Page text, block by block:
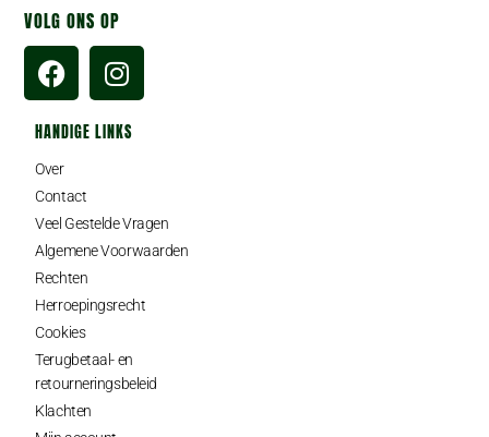
VOLG ONS OP
HANDIGE LINKS
Over
Contact
Veel Gestelde Vragen
Algemene Voorwaarden
Rechten
Herroepingsrecht
Cookies
Terugbetaal- en
retourneringsbeleid
Klachten